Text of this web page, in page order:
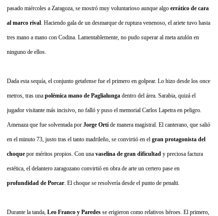
pasado miércoles a Zaragoza, se mostró muy voluntarioso aunque algo errático de cara
al marco rival. Haciendo gala de un desmarque de ruptura venenoso, el ariete tuvo hasta
tres mano a mano con Codina. Lamentablemente, no pudo superar al meta azulón en
ninguno de ellos.
Dada esta sequía, el conjunto getafense fue el primero en golpear. Lo hizo desde los once
metros, tras una polémica mano de Paglialunga dentro del área. Sarabia, quizá el
jugador visitante más incisivo, no falló y puso el memorial Carlos Lapetra en peligro.
Amenaza que fue solventada por Jorge Ortíde manera magistral. El canterano, que salió
en el minuto 73, justo tras el tanto madrileño, se convirtió en el gran protagonista del
choque por méritos propios. Con una vaselina de gran dificultad y preciosa factura
estética, el delantero zaragozano convirtió en obra de arte un certero pase en
profundidad de Porcar. El choque se resolvería desde el punto de penalti.
Durante la tanda, Leo Franco y Paredes se erigieron como relativos héroes. El primero,